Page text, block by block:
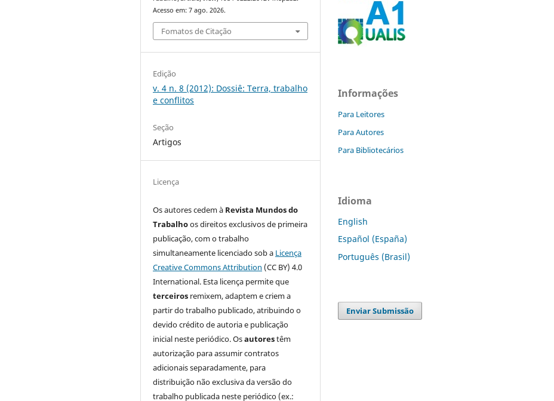
Acesso em: 7 ago. 2026.
Fomatos de Citação
Edição
v. 4 n. 8 (2012): Dossiê: Terra, trabalho
e conflitos
Seção
Artigos
Licença
Os autores cedem à Revista Mundos do
Trabalhoos direitos exclusivos de primeira
publicação, com o trabalho
simultaneamente licenciado sob a Licença
Creative Commons Attribution (CC BY) 4.0
International. Esta licença permite que
terceiros remixem, adaptem e criem a
partir do trabalho publicado, atribuindo o
devido crédito de autoria e publicação
inicial neste periódico. Osautorestêm
autorização para assumir contratos
adicionais separadamente, para
distribuição não exclusiva da versão do
trabalho publicada neste periódico (ex.:
Informações
Para Leitores
Para Autores
Para Bibliotecários
Idioma
English
Español (España)
Português (Brasil)
Enviar Submissão